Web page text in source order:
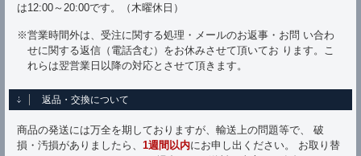
は12:00～20:00です。（木曜休日）
※営業時間外は、受注に関する処理・メールのお返事・お問 い合わ
せに関する返信（電話含む）をお休みさせて頂いてお ります。こ
れらは翌営業日以降の対応とさせて頂きます。
返品・交換について
商品の発送には万全を期しておりますが、輸送上の問題等で、 破
損・汚損がありましたら、 1週間以内にお申し出ください。 お取り替